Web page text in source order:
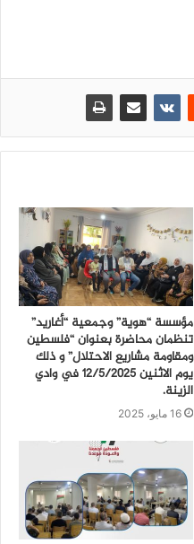
مؤسسة “هوية” وجمعية “أغاريد”
تنظمان محاضرة بعنوان “فلسطين
ومقاومة مشاريع الاحتلال” و ذلك
يوم الاثنين 12/5/2025 في وادي
الزينة.
16 مايو، 2025